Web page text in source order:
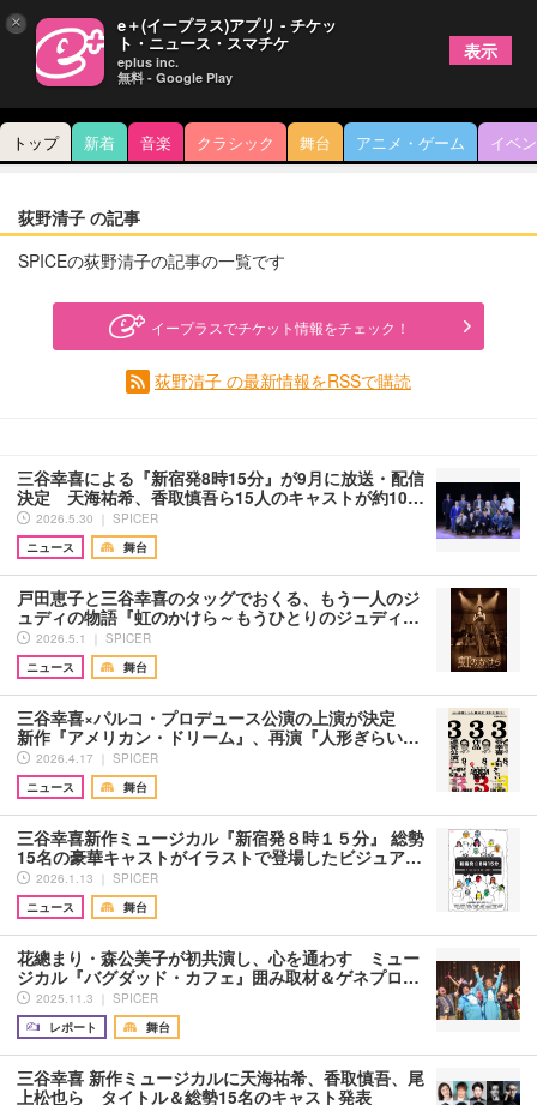
トップ 新着 音楽 クラシック 舞台 アニメ・ゲーム イベ
荻野清子 の記事
SPICEの荻野清子の記事の一覧です
イープラスでチケット情報をチェック！
荻野清子 の最新情報をRSSで購読
三谷幸喜による『新宿発8時15分』が9月に放送・配信
決定 天海祐希、香取慎吾ら15人のキャストが約10…
2026.5.30 ｜ SPICER
ニュース
舞台
戸田恵子と三谷幸喜のタッグでおくる、もう一人のジ
ュディの物語『虹のかけら～もうひとりのジュディ…
2026.5.1 ｜ SPICER
ニュース
舞台
三谷幸喜×パルコ・プロデュース公演の上演が決定
新作『アメリカン・ドリーム』、再演『人形ぎらい…
2026.4.17 ｜ SPICER
ニュース
舞台
三谷幸喜新作ミュージカル『新宿発８時１５分』 総勢
15名の豪華キャストがイラストで登場したビジュア…
2026.1.13 ｜ SPICER
ニュース
舞台
花總まり・森公美子が初共演し、心を通わす ミュー
ジカル『バグダッド・カフェ』囲み取材＆ゲネプロ…
2025.11.3 ｜ SPICER
レポート
舞台
三谷幸喜 新作ミュージカルに天海祐希、香取慎吾、尾
上松也ら タイトル＆総勢15名のキャスト発表
× e＋(イープラス)アプリ - チケッ
ト・ニュース・スマチケ
eplus inc.
無料 - Google Play
表示